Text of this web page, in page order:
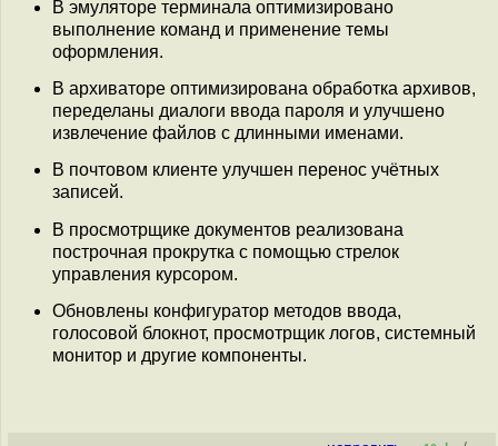
В эмуляторе терминала оптимизировано
выполнение команд и применение темы
оформления.
В архиваторе оптимизирована обработка архивов,
переделаны диалоги ввода пароля и улучшено
извлечение файлов с длинными именами.
В почтовом клиенте улучшен перенос учётных
записей.
В просмотрщике документов реализована
построчная прокрутка с помощью стрелок
управления курсором.
Обновлены конфигуратор методов ввода,
голосовой блокнот, просмотрщик логов, системный
монитор и другие компоненты.